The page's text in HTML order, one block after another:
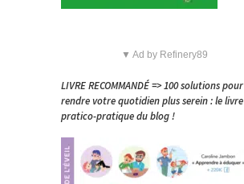
▼ Ad by Refinery89
LIVRE RECOMMANDÉ => 100 solutions pour
rendre votre quotidien plus serein : le livre
pratico-pratique du blog !